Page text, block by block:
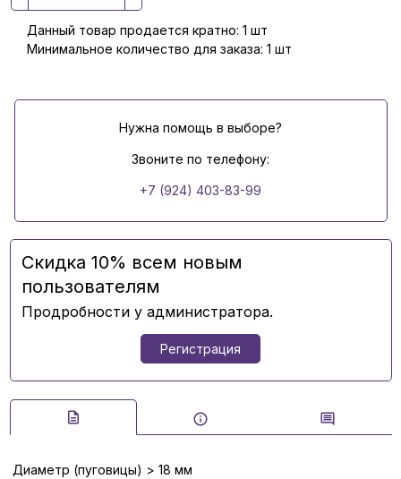
Данный товар продается кратно: 1 шт
Минимальное количество для заказа: 1 шт
Нужна помощь в выборе?
Звоните по телефону:
+7 (924) 403-83-99
Скидка 10% всем новым
пользователям
Продробности у администратора.
Регистрация
Диаметр (пуговицы) > 18 мм